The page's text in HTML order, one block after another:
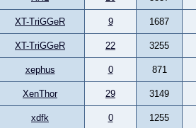
XT-TriGGeR 9 1687
XT-TriGGeR 22 3255
xephus 0 871
XenThor 29 3149
xdfk 0 1255